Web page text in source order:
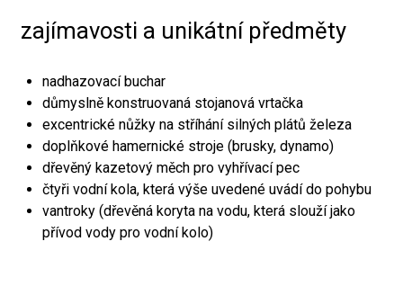
zajímavosti a unikátní předměty
nadhazovací buchar
důmyslně konstruovaná stojanová vrtačka
excentrické nůžky na stříhání silných plátů železa
doplňkové hamernické stroje (brusky, dynamo)
dřevěný kazetový měch pro vyhřívací pec
čtyři vodní kola, která výše uvedené uvádí do pohybu
vantroky (dřevěná koryta na vodu, která slouží jako
přívod vody pro vodní kolo)